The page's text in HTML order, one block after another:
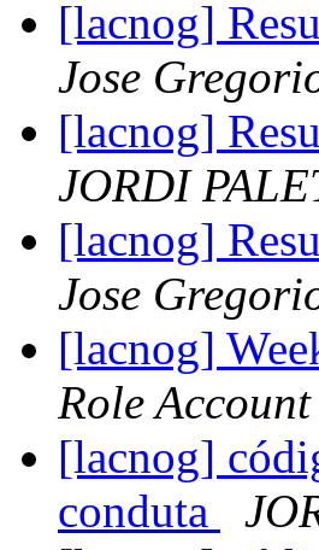
[lacnog]
Jose
[lacnog]
JORDI
[lacnog]
Jose
[lacnog]
Role Account
[lacnog]
conduta